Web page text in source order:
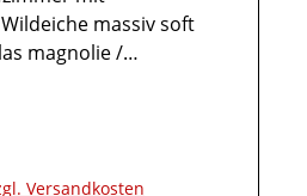
massiv soft
magnolie /
aus:1x
Versandkosten